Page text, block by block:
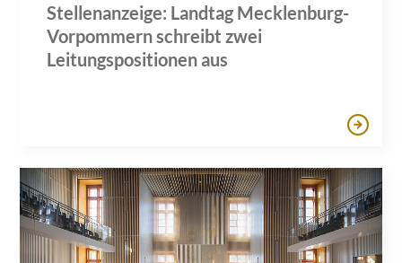
Stellenanzeige: Landtag Mecklenburg-
Vorpommern schreibt zwei
Leitungspositionen aus